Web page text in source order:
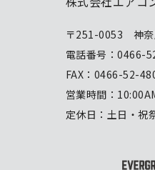
〒251-0053 神奈
電話番号：0466-
FAX：0466-52-
営業時間：
定休日：土日・祝